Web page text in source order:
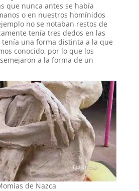
que nunca antes se había
o en nuestros homínidos
no se notaban restos de
tenía tres dedos en las
tenía una forma distinta a la que
conocido, por lo que los
a la forma de un
de Nazca